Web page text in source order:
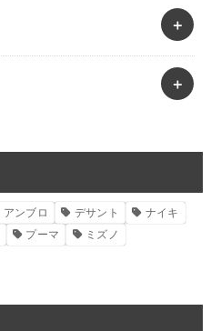
アンブロ デサント
ナイキ
プーマ
ミズノ